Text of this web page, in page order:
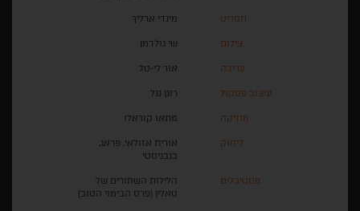
תסריט מינדי ארליך
צילום שי גולדמן
עריכה אור לי-טל
עיצוב פסקול רונן נגל
מוזיקה מתאו קוראלו
ליהוק
אורית אזולאי, פראג,
בנבניסטי
פסטיבלים
הלילות השחורים של
טאלין (פרס הבימוי הטוב)